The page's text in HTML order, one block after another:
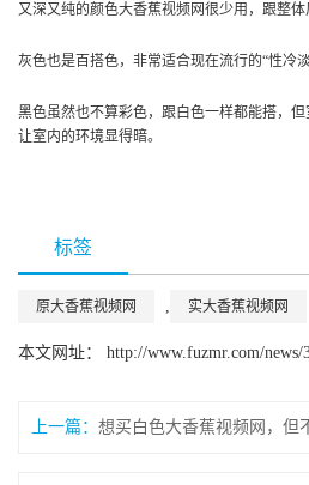
又深又纯的颜色大香蕉视频网很少用，跟整
灰色也是百搭色，非常适合现在流行的“性冷
黑色虽然也不算彩色，跟白色一样都能搭，
让室内的环境显得暗。
标签
原大香蕉视频网 , 实大香蕉视频网
本文网址： http://www.fuzmr.com/news/
上一篇：